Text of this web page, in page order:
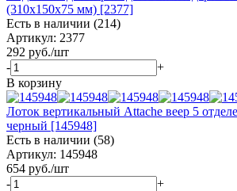
(310х150х75 мм) [2377]
Есть в наличии (214)
Артикул: 2377
292 руб./шт
-
+
В корзину
Лоток вертикальный Attache веер 5
черный [145948]
Есть в наличии (58)
Артикул: 145948
654 руб./шт
-
+